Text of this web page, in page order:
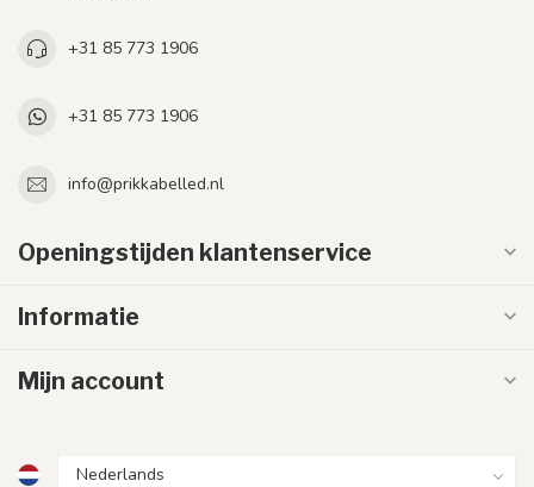
+31 85 773 1906
+31 85 773 1906
info@prikkabelled.nl
Openingstijden klantenservice
Informatie
Mijn account